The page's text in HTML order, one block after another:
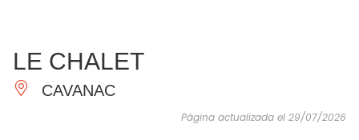
IMPRESCINDIBLES
HACER
LE CHALET
CAVANAC
Página actualizada el 29/07/2026